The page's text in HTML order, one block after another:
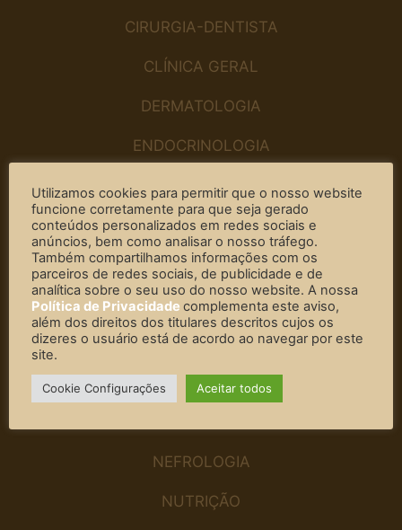
CIRURGIA-DENTISTA
CLÍNICA GERAL
DERMATOLOGIA
ENDOCRINOLOGIA
ESP. EM PRÓTESE DENTÁRIA
ESP. EM REABILITAÇÃO ORAL E ESTÉTICA
FISIOTERAPIA
FONOAUDIOLOGIA
GASTROENTEROLOGISTA
GINECOLOGIA
NEFROLOGIA
NUTRIÇÃO
Utilizamos cookies para permitir que o nosso website
funcione corretamente para que seja gerado
conteúdos personalizados em redes sociais e
anúncios, bem como analisar o nosso tráfego.
Também compartilhamos informações com os
parceiros de redes sociais, de publicidade e de
analítica sobre o seu uso do nosso website. A nossa
Política de Privacidade complementa este aviso,
além dos direitos dos titulares descritos cujos os
dizeres o usuário está de acordo ao navegar por este
site.
Cookie Configurações Aceitar todos